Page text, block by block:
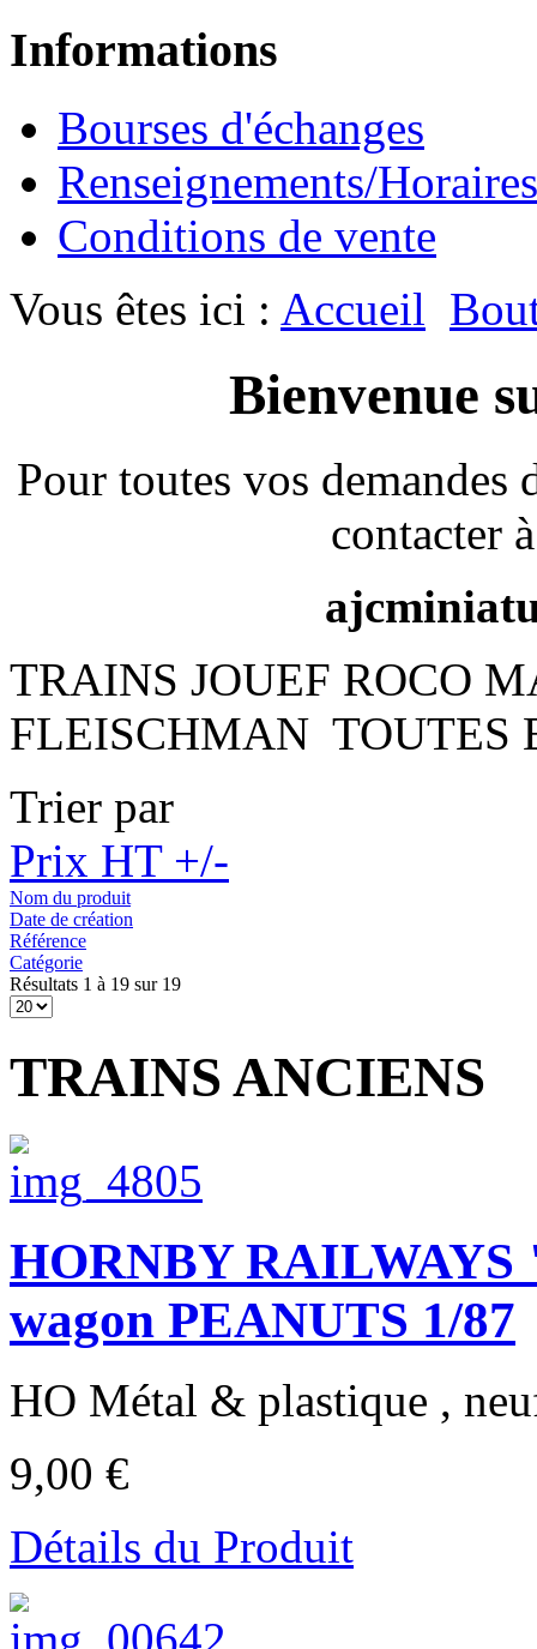
Informations
Bourses d'échanges
Renseignements/Horaires
Conditions de vente
Vous êtes ici : Accueil
Bienvenue
Pour toutes vos
contacter
TRAINS JOUEF ROCO
FLEISCHMAN TOUTES
Trier par
Prix HT +/-
Nom du produit
Date de création
Référence
Catégorie
Résultats 1 à 19 sur 19
TRAINS ANCIENS
HORNBY RAILWAYS
wagon PEANUTS 1/87
HO Métal & plastique ,
9,00 €
Détails du Produit